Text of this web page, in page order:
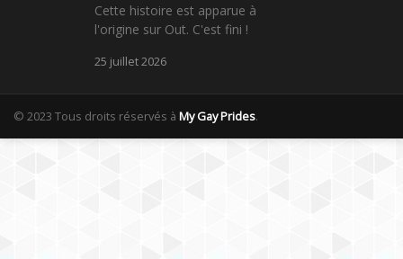
Cette histoire est apparue à
l'origine sur Out. C'est fini !
25 juillet 2026
© 2023 Tous droits réservés à My Gay Prides.